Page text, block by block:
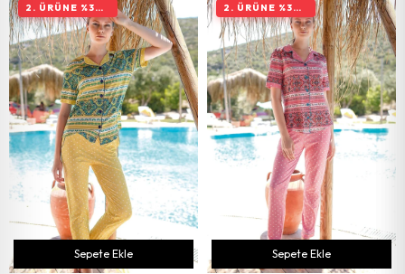
Sepete Ekle
2. ÜRÜNE %30 İNDIRIM
Sepete Ekle
2. ÜRÜNE %30 İNDIRIM